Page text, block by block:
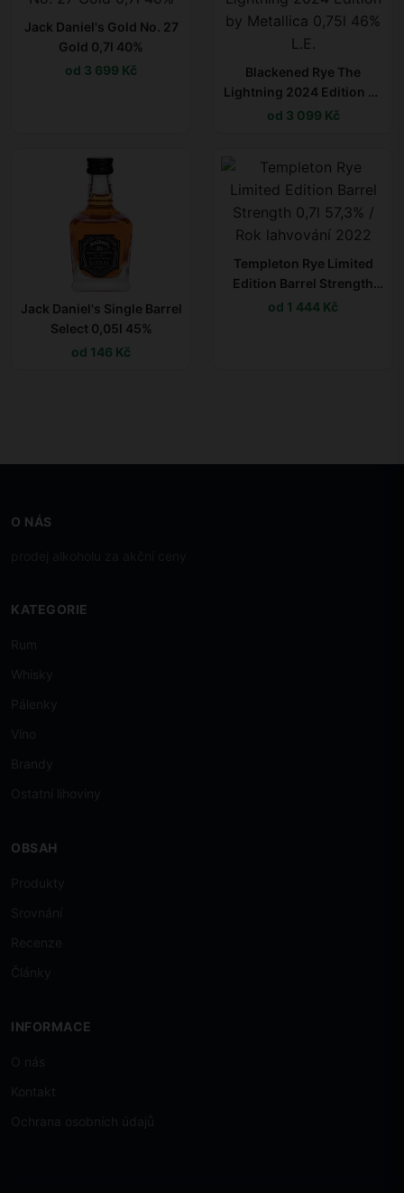
Jack Daniel's Gold No. 27
Gold 0,7l 40%
od 3 699 Kč
Blackened Rye The
Lightning 2024 Edition by
Metallica 0,75l 46% L.E.
od 3 099 Kč
Jack Daniel's Single Barrel
Select 0,05l 45%
od 146 Kč
Templeton Rye Limited
Edition Barrel Strength
0,7l 57,3% / Rok lahvování
od 1 444 Kč
O NÁS
KATEGORIE
OBSAH
INFORMACE